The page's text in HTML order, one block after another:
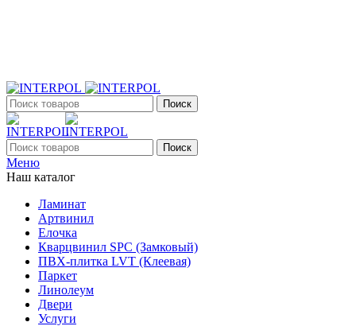
Поиск
Поиск
Меню
Наш каталог
Ламинат
Артвинил
Елочка
Кварцвинил SPC (Замковый)
ПВХ-плитка LVT (Клеевая)
Паркет
Линолеум
Двери
Услуги